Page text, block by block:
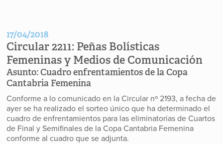
17/04/2018
Circular 2211: Peñas Bolísticas
Femeninas y Medios de Comunicación
Asunto:Cuadro enfrentamientos de la Copa
Cantabria Femenina
Conforme a lo comunicado en la Circular nº 2193, a fecha de
ayer se ha realizado el sorteo único que ha determinado el
cuadro de enfrentamientos para las eliminatorias de Cuartos
de Final y Semifinales de la Copa Cantabria Femenina
conforme al cuadro que se adjunta.